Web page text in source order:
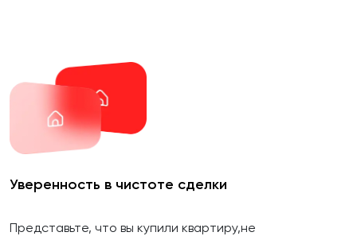
Уверенность в чистоте сделки
Представьте, что вы купили квартиру,не